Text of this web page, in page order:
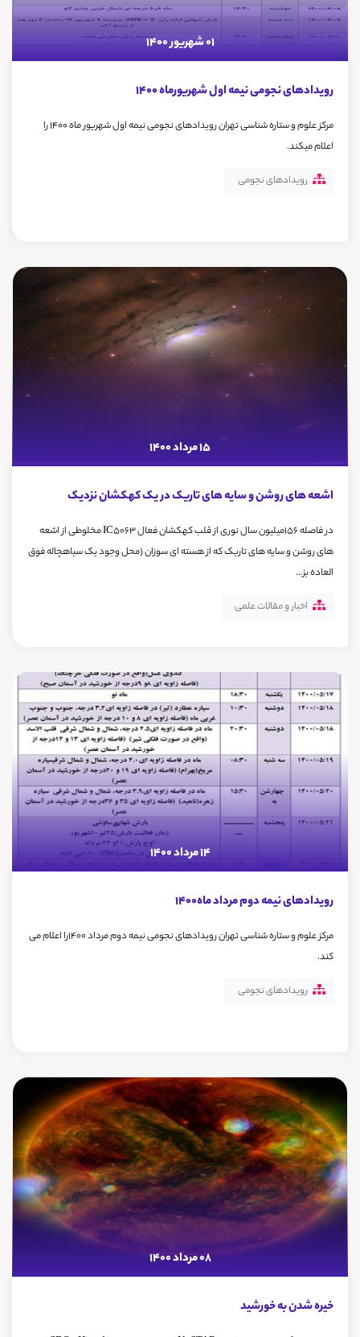
01 شهریور 1400
رویدادهای نجومی نیمه اول شهریورماه 1400
مرکز علوم و ستاره شناسی تهران رویدادهای نجومی نیمه اول شهریور ماه 1400 را
اعلام میکند.
رویدادهای نجومی
15 مرداد 1400
اشعه های روشن و سایه های تاریک در یک کهکشان نزدیک
در فاصله ۱۵۶میلیون سال نوری از قلب کهکشان فعال IC5063 مخلوطی از اشعه
های روشن و سایه های تاریک که از هسته ای سوزان (محل وجود یک سیاهچاله فوق
العاده بز...
اخبار و مقالات علمی
14 مرداد 1400
رویدادهای نیمه دوم مرداد ماه1400
مرکز علوم و ستاره شناسی تهران رویدادهای نجومی نیمه دوم مرداد 1400را اعلام می
کند.
رویدادهای نجومی
08 مرداد 1400
خيره شدن به خورشيد